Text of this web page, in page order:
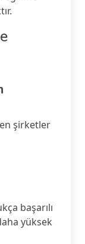
şirketler
başarılı
yüksek